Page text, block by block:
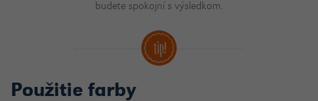
budete spokojní s výsledkom.
Použitie farby